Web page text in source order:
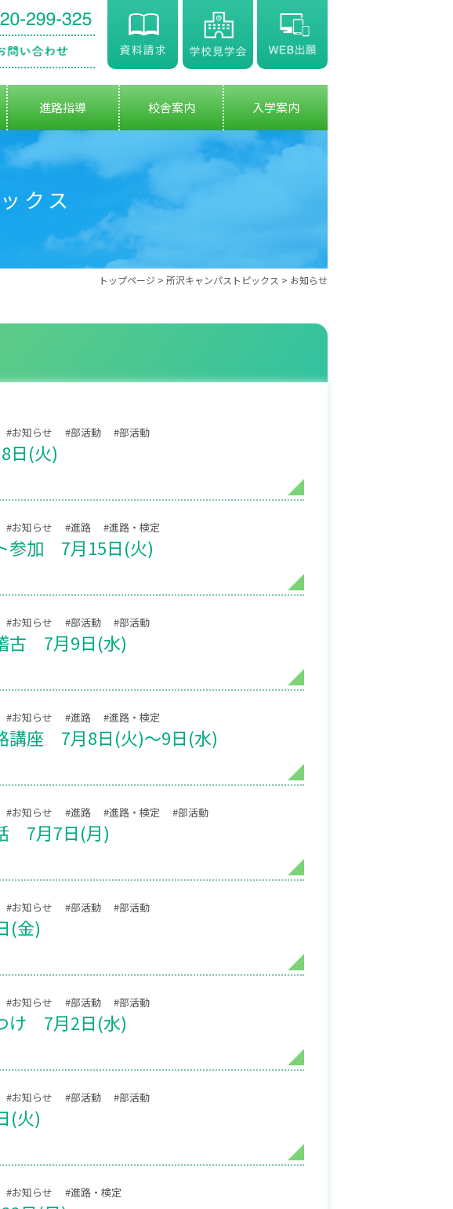
進路指導 校舎案内 入学案内
クス
トップページ > 所沢キャンパストピックス > お知らせ
#お知らせ #部活動 #部活動
日(火)
#お知らせ #進路 #進路・検定
参加 7月15日(火)
#お知らせ #部活動 #部活動
古 7月9日(水)
#お知らせ #進路 #進路・検定
講座 7月8日(火)〜9日(水)
#お知らせ #進路 #進路・検定 #部活動
7月7日(月)
#お知らせ #部活動 #部活動
(金)
#お知らせ #部活動 #部活動
け 7月2日(水)
#お知らせ #部活動 #部活動
(火)
#お知らせ #進路・検定